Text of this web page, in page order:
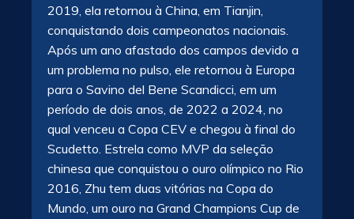
2019, ela retornou à China, em Tianjin,
conquistando dois campeonatos nacionais.
Após um ano afastado dos campos devido a
um problema no pulso, ele retornou à Europa
para o Savino del Bene Scandicci, em um
período de dois anos, de 2022 a 2024, no
qual venceu a Copa CEV e chegou à final do
Scudetto. Estrela como MVP da seleção
chinesa que conquistou o ouro olímpico no Rio
2016, Zhu tem duas vitórias na Copa do
Mundo, um ouro na Grand Champions Cup de